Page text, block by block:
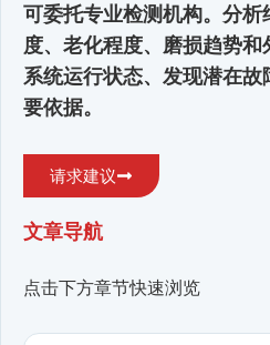
可委托专业检测机构。分
度、老化程度、磨损趋势
系统运行状态、发现潜在
要依据。
请求建议
文章导航
点击下方章节快速浏览